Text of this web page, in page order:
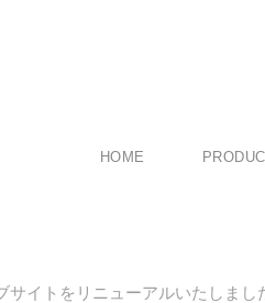
HOME
サイトをリニューアルいたしま